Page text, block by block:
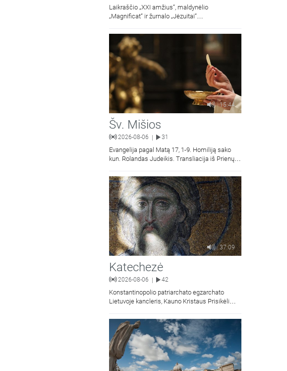
Laikraščio „XXI amžius“, maldynėlio
„Magnificat“ ir žurnalo „Jėzuitai“
15:44
Šv. Mišios
2026-08-06 | 31
Evangelija pagal Matą 17, 1-9. Homiliją sako
kun. Rolandas Judeikis. Transliacija iš Prienų
37:09
Katechezė
2026-08-06 | 42
Konstantinopolio patriarchato egzarchato
Lietuvoje kancleris, Kauno Kristaus Prisikėlimo
kunigas Vitalijus Mockus pasakoja apie
Kristaus Atsimainymo šventę.